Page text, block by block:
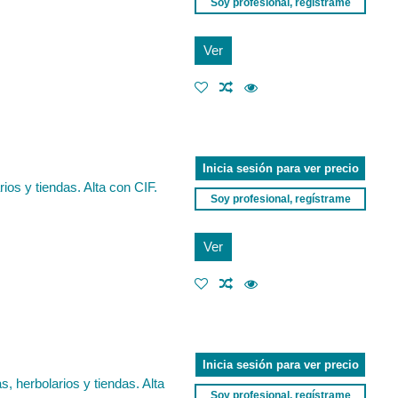
Soy profesional, regístrame
Ver
y tiendas. Alta con CIF.
Inicia sesión para ver precio
Soy profesional, regístrame
Ver
herbolarios y tiendas. Alta
Inicia sesión para ver precio